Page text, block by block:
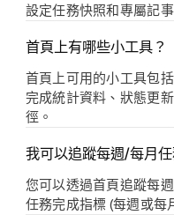
設定任務快照和專屬記事
首頁上有哪些小工具？
首頁上可用的小工具包
完成統計資料、狀態更
徑。
我可以追蹤每週/每月
您可以透過首頁追蹤每
任務完成指標 (每週或每